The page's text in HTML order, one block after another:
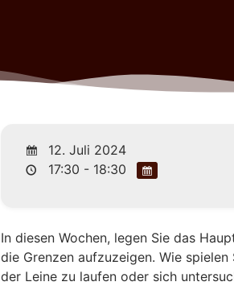
12. Juli 2024
17:30 - 18:30
In diesen Wochen, legen Sie das
die Grenzen aufzuzeigen. Wie
der Leine zu laufen oder sich